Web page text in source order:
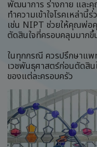
พัฒนาการ ร่างกาย และ
ทำความเข้าใจโรคเหล่า
เช่น NIPT ช่วยให้คุณพ่อ
ตัดสินใจที่ครอบคลุมมากขึ้
ในทุกกรณี ควรปรึกษาแ
เวชพันธุศาสตร์ก่อนตัดสิน
ของแต่ละครอบครัว